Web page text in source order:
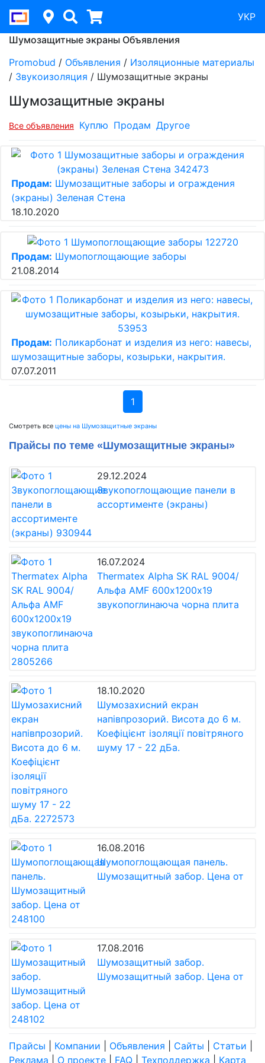
УКР
Шумозащитные экраны Объявления
Promobud / Объявления / Изоляционные материалы
/ Звукоизоляция / Шумозащитные экраны
Шумозащитные экраны
Все объявления Куплю Продам Другое
Продам: Шумозащитные заборы и ограждения
(экраны) Зеленая Стена
18.10.2020
Продам: Шумопоглощающие заборы
21.08.2014
Продам: Поликарбонат и изделия из него: навесы,
шумозащитные заборы, козырьки, накрытия.
07.07.2011
1
Смотреть все цены на Шумозащитные экраны
Прайсы по теме «Шумозащитные экраны»
29.12.2024
Звукопоглощающие панели в
ассортименте (экраны)
16.07.2024
Thermatex Alpha SK RAL 9004/
Альфа AMF 600х1200х19
звукопоглинаюча чорна плита
18.10.2020
Шумозахисний екран
напівпрозорий. Висота до 6 м.
Коефіцієнт ізоляції повітряного
шуму 17 - 22 дБа.
16.08.2016
Шумопоглощающая панель.
Шумозащитный забор. Цена от
17.08.2016
Шумозащитный забор.
Шумозащитный забор. Цена от
Прайсы Компании Объявления Сайты Статьи
Реклама
О проекте FAQ Техподдержка Карта